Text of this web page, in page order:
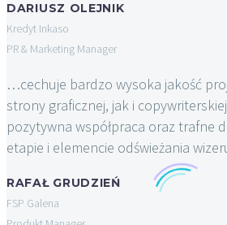
DARIUSZ OLEJNIK
Kredyt Inkaso
PR & Marketing Manager
…cechuje bardzo wysoka jakość
strony graficznej, jak i
pozytywna współpraca oraz trafne
etapie i elemencie odświeżania
RAFAŁ GRUDZIEŃ
FSP Galena